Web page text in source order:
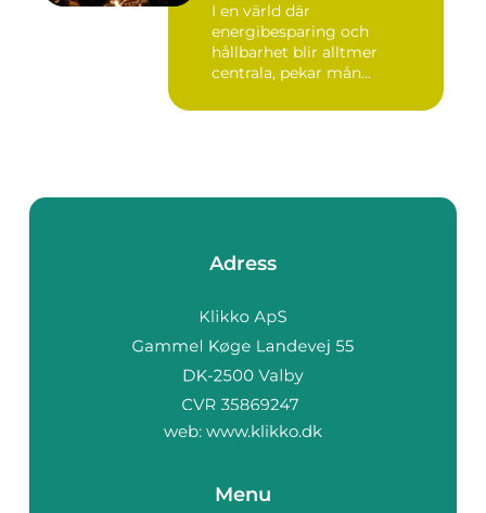
I en värld där
energibesparing och
hållbarhet blir alltmer
centrala, pekar mån...
Adress
web: www.klikko.dk
Menu